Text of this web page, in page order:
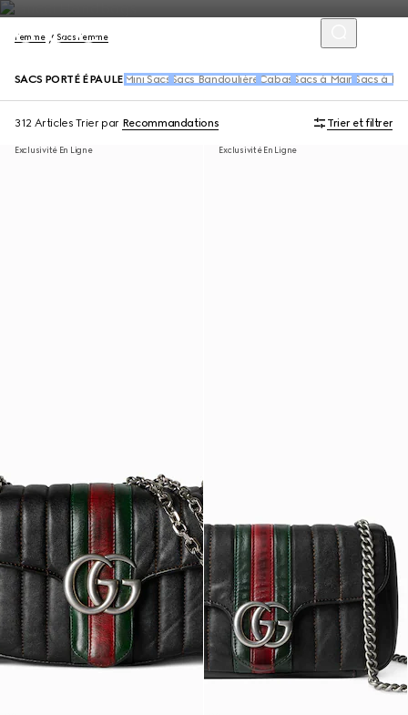
Femme Sacs Femme
SACS PORTÉ ÉPAULE Mini Sacs Sacs Bandoulière Cabas Sacs à Main Sacs à
312 Articles Trier par Recommandations Trier et filtrer
Exclusivité En Ligne Exclusivité En Ligne